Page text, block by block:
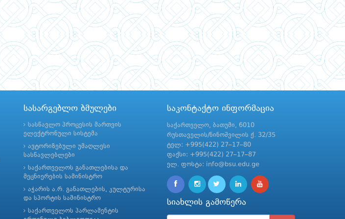
სასარგებლო ბმულები
სასწავლო პროცესის მართვის
ელექტრონული სისტემა
ავტორიზებული უმაღლესი
სასწავლებლები
საქართველოს განათლებისა და
მეცნიერების სამინისტრო
აჭარის ა.რ. განათლების, კულტურისა
და სპორტის სამინისტრო
საქართველოს პარლამენტის
საკონტაქტო ინფორმაცია
საქართველო, ბათუმი, 6010
რუსთაველის/ნინოშვილის ქ. 32/35
ტელ: +995(422) 27–17–80
ფაქსი: +995(422) 27–17–87
ელ. ფოსტა: info@bsu.edu.ge
სიახლის გამოწერა